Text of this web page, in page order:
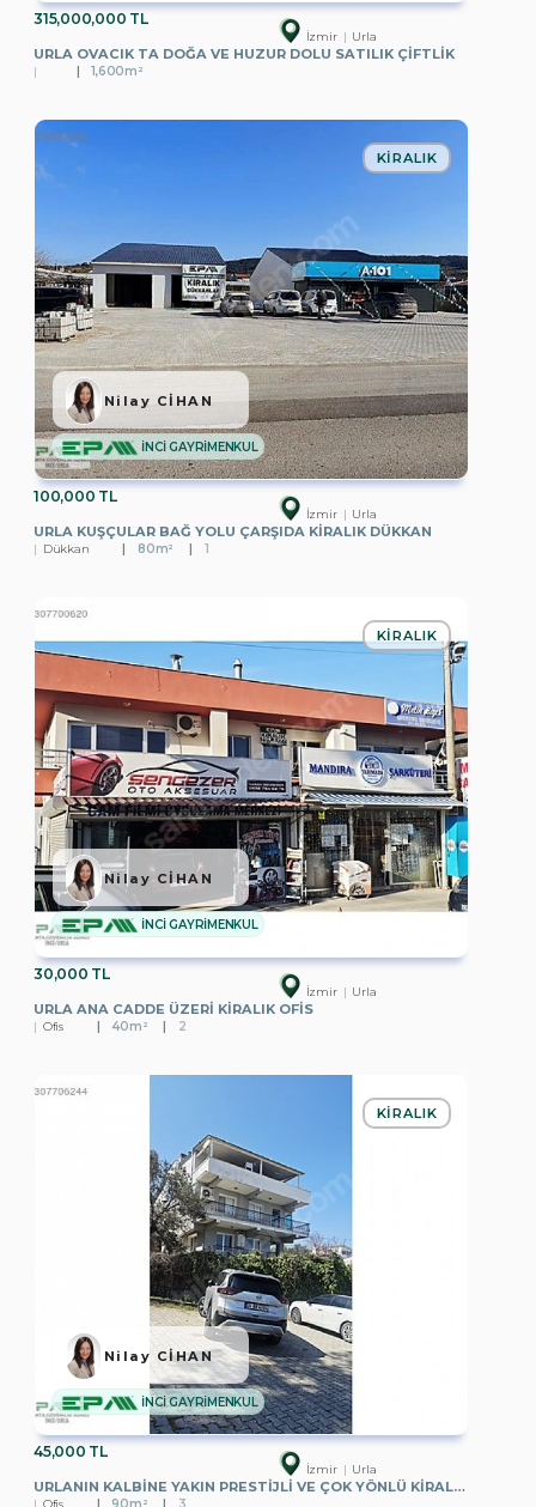
315,000,000 TL
İzmir Urla
URLA OVACIK TA DOĞA VE HUZUR DOLU SATILIK ÇIFTLIK
1,600m²
100,000 TL
İzmir Urla
URLA KUŞÇULAR BAĞ YOLU ÇARŞIDA KIRALIK DÜKKAN
KIRALIK
Dükkan 80m² 1
İNCİ GAYRİMENKUL
Nilay CİHAN
30,000 TL
İzmir Urla
URLA ANA CADDE ÜZERI KIRALIK OFIS
KIRALIK
Ofis 40m² 2
İNCİ GAYRİMENKUL
Nilay CİHAN
45,000 TL
İzmir Urla
URLANIN KALBINE YAKIN PRESTIJLI VE ÇOK YÖNLÜ KIRALIK İŞYERI
KIRALIK
İNCİ GAYRİMENKUL
Nilay CİHAN